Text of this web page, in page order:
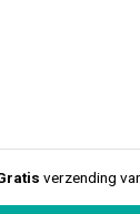
verzending